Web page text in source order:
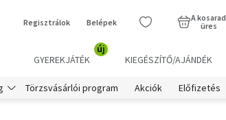
Regisztrálok Belépek
A kosarad
üres
GYEREKJÁTÉK
új
KIEGÉSZÍTŐ/AJÁNDÉK
Törzsvásárlói program Akciók Előfizetés